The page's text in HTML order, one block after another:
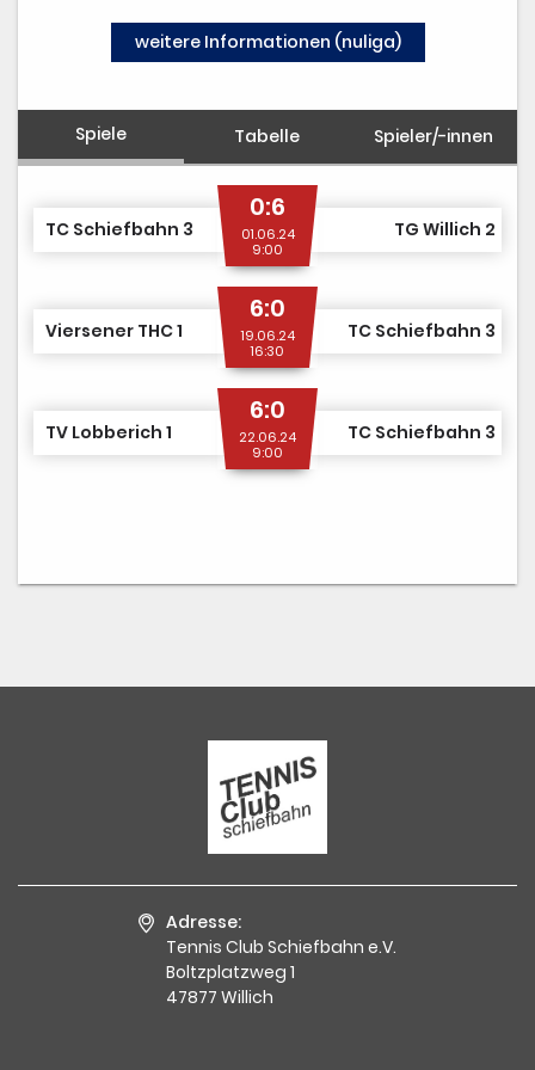
MITGLIED WERDEN
weitere Informationen (nuliga)
Spiele Tabelle Spieler/-innen
TC Schiefbahn 3
0:6
01.06.24
9:00
TG Willich 2
Viersener THC 1
6:0
19.06.24
16:30
TC Schiefbahn 3
TV Lobberich 1
6:0
22.06.24
9:00
TC Schiefbahn 3
Adresse:
Tennis Club Schiefbahn e.V.
Boltzplatzweg 1
47877 Willich